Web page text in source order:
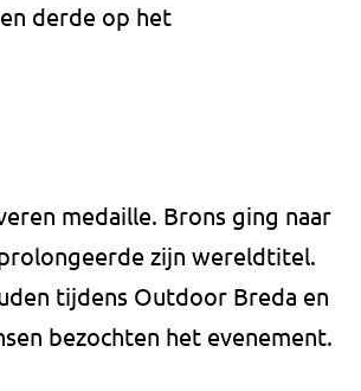
derde op het
medaille. Brons ging naar
zijn wereldtitel.
tijdens Outdoor Breda en
bezochten het evenement.